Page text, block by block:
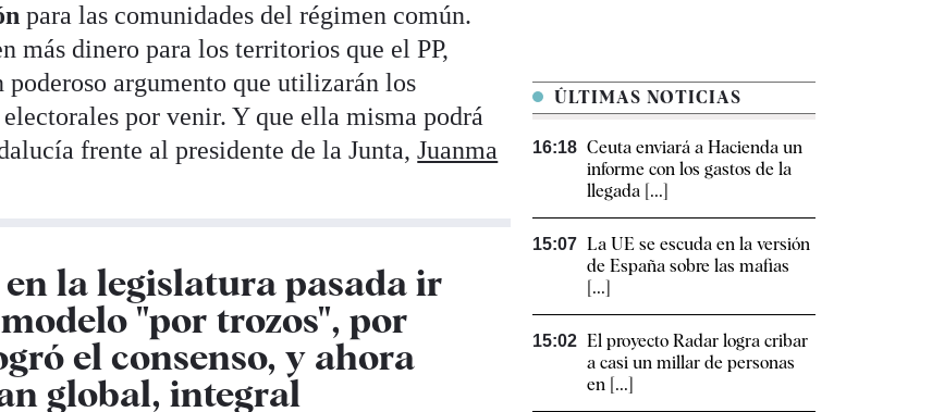
para las comunidades del régimen común.
más dinero para los territorios que el PP,
argumento que utilizarán los
por venir. Y que ella misma podrá
frente al presidente de la Junta,Juanma
la legislatura pasada ir
"por trozos", por
el consenso, y ahora
global, integral
ÚLTIMAS NOTICIAS
16:18 Ceuta enviará a Hacienda un
informe con los gastos de la
llegada [...]
15:07 La UE se escuda en la versión
de España sobre las mafias
[...]
15:02 El proyecto Radar logra cribar
a casi un millar de personas
en [...]